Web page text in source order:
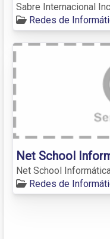
Sabre Internacional
Redes de
Net School
Net School
Redes de